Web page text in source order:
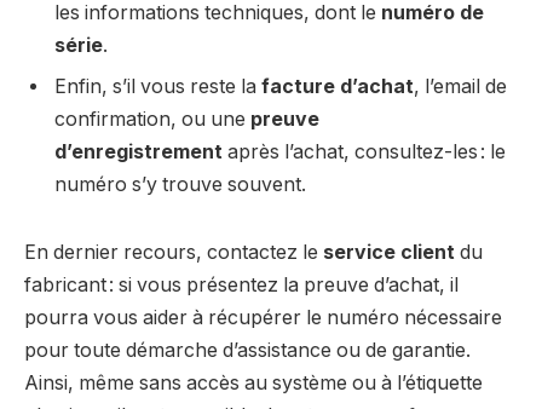
les informations techniques, dont le numéro de
série.
Enfin, s’il vous reste la facture d’achat, l’email de
confirmation, ou une preuve
d’enregistrement après l’achat, consultez-les : le
numéro s’y trouve souvent.
En dernier recours, contactez le service client du
fabricant : si vous présentez la preuve d’achat, il
pourra vous aider à récupérer le numéro nécessaire
pour toute démarche d’assistance ou de garantie.
Ainsi, même sans accès au système ou à l’étiquette